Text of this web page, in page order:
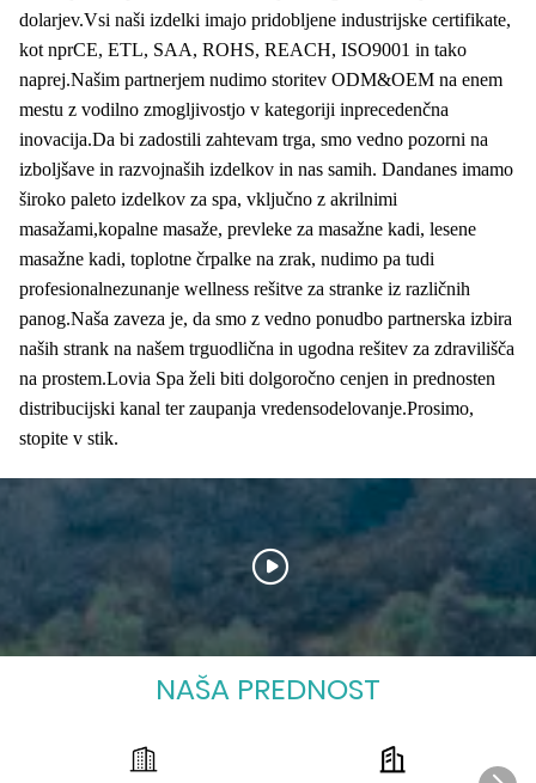
dolarjev.Vsi naši izdelki imajo pridobljene industrijske certifikate,
kot nprCE, ETL, SAA, ROHS, REACH, ISO9001 in tako
naprej.Našim partnerjem nudimo storitev ODM&OEM na enem
mestu z vodilno zmogljivostjo v kategoriji inprecedenčna
inovacija.Da bi zadostili zahtevam trga, smo vedno pozorni na
izboljšave in razvojnaših izdelkov in nas samih. Dandanes imamo
široko paleto izdelkov za spa, vključno z akrilnimi
masažami,kopalne masaže, prevleke za masažne kadi, lesene
masažne kadi, toplotne črpalke na zrak, nudimo pa tudi
profesionalnezunanje wellness rešitve za stranke iz različnih
panog.Naša zaveza je, da smo z vedno ponudbo partnerska izbira
naših strank na našem trguodlična in ugodna rešitev za zdravilišča
na prostem.Lovia Spa želi biti dolgoročno cenjen in prednosten
distribucijski kanal ter zaupanja vredensodelovanje.Prosimo,
stopite v stik.
NAŠA PREDNOST